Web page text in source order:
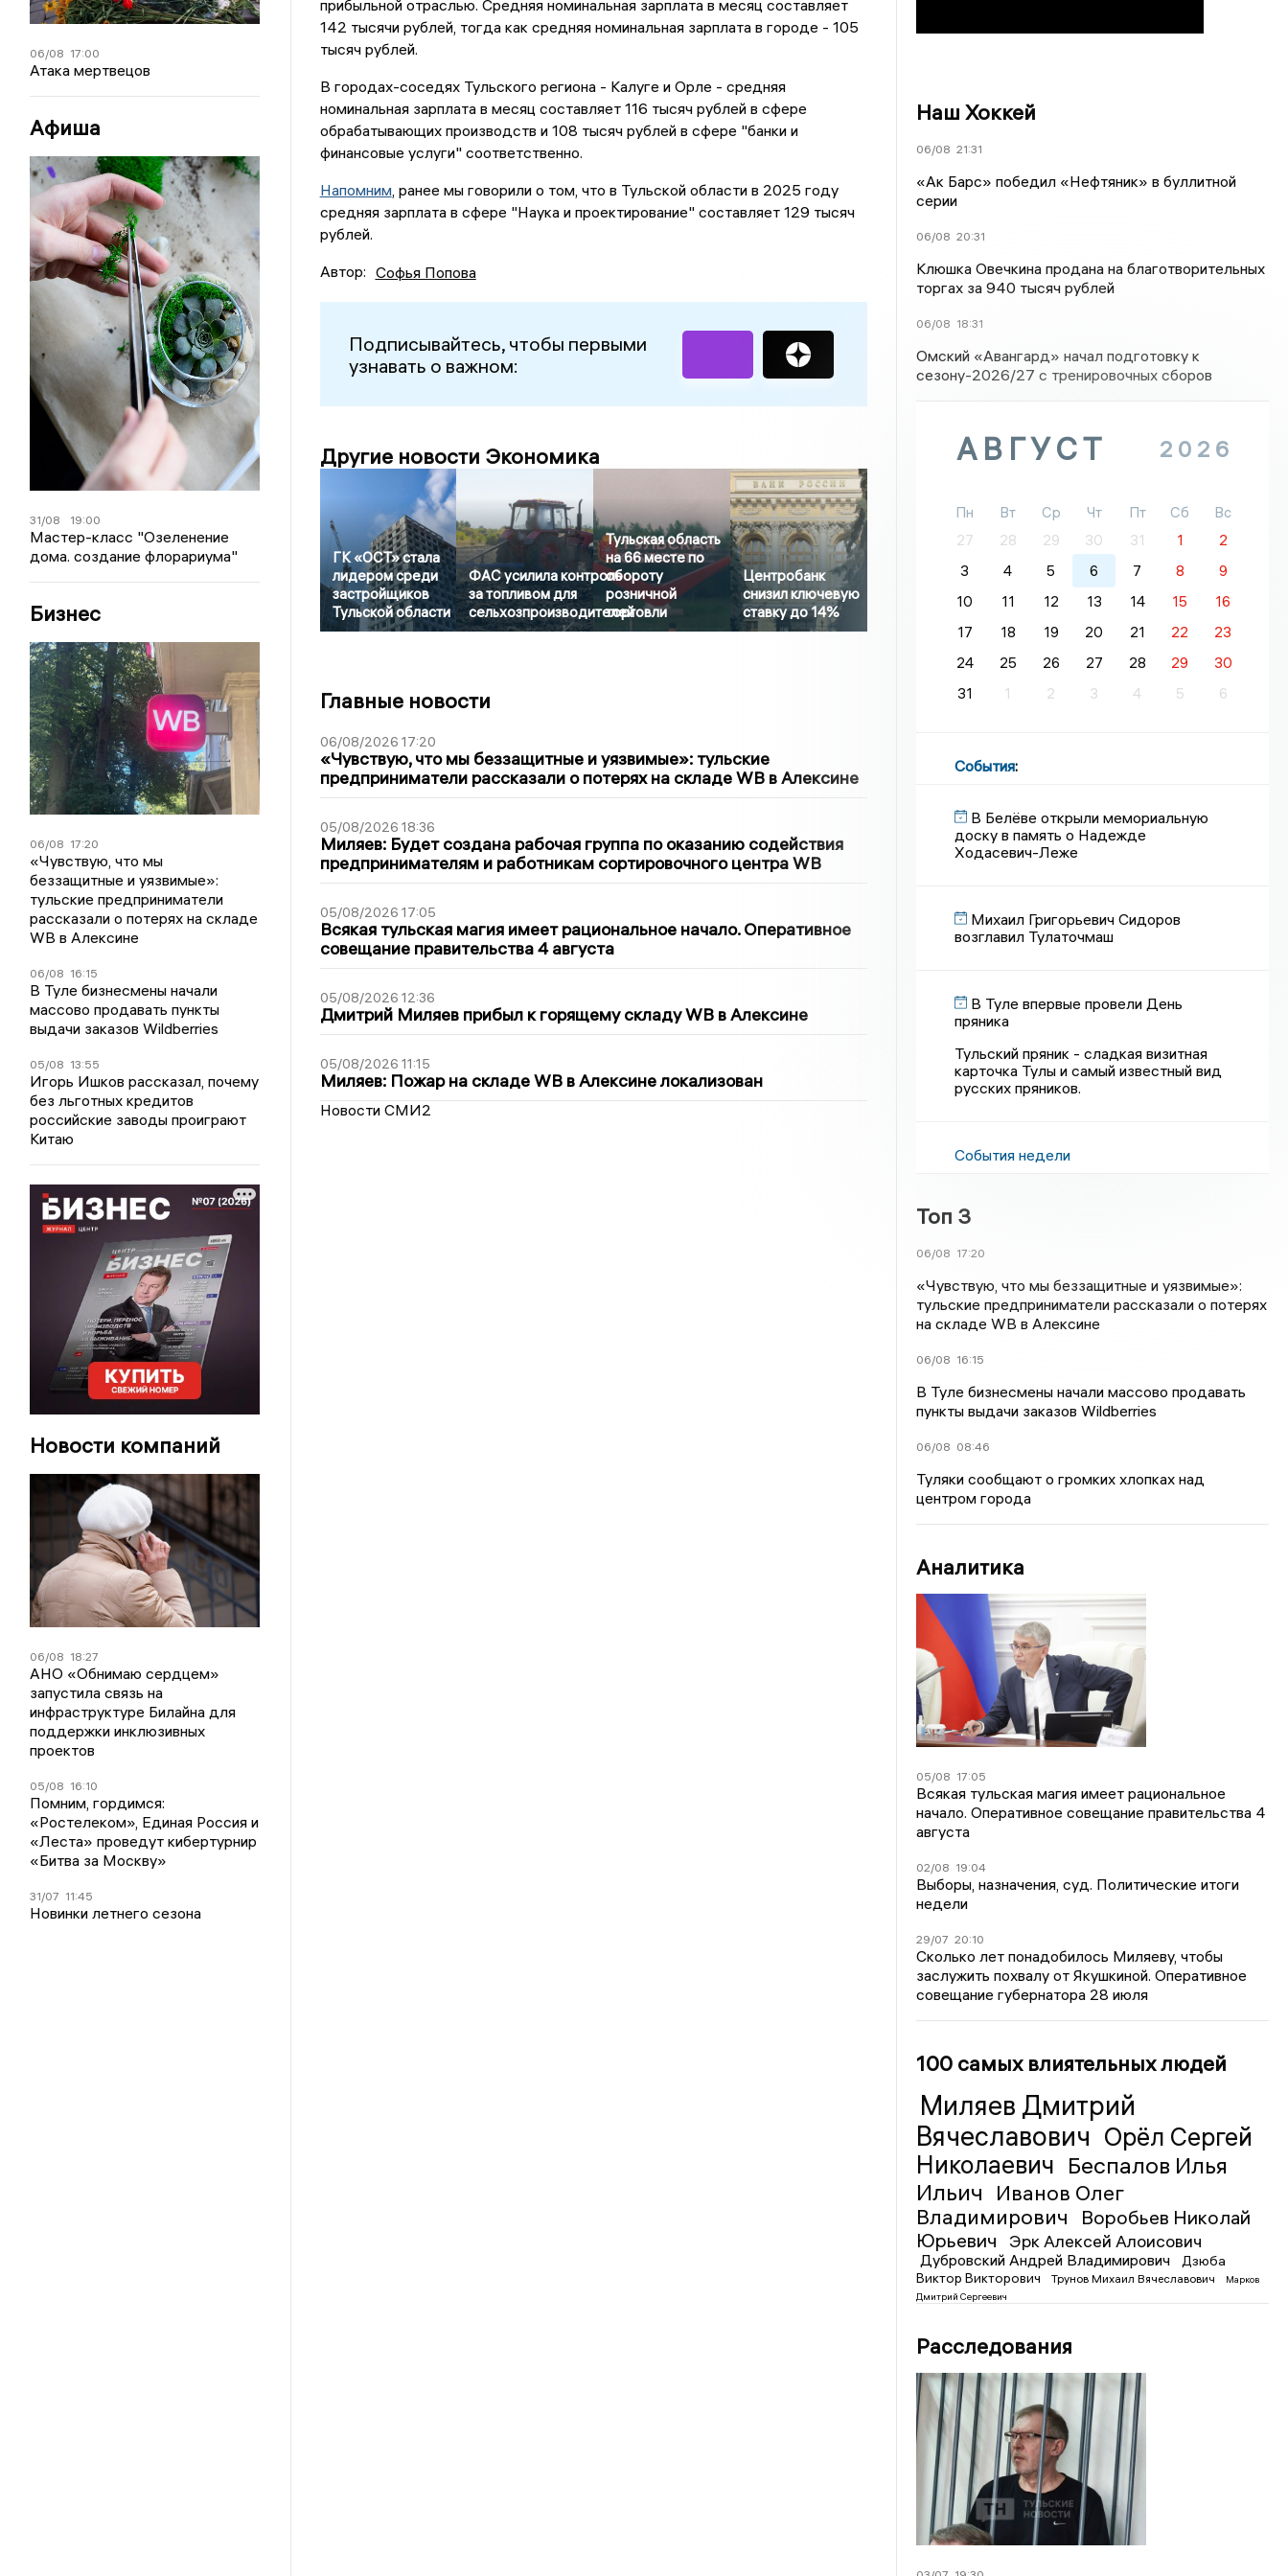
06/08 17:00
Атака мертвецов
Афиша
31/08 19:00
Мастер-класс "Озеленение
дома. создание флорариума"
Бизнес
06/08 17:20
«Чувствую, что мы
беззащитные и уязвимые»:
тульские предприниматели
рассказали о потерях на складе
WB в Алексине
06/08 16:15
В Туле бизнесмены начали
массово продавать пункты
выдачи заказов Wildberries
05/08 13:55
Игорь Ишков рассказал, почему
без льготных кредитов
российские заводы проиграют
Китаю
Новости компаний
06/08 18:27
АНО «Обнимаю сердцем»
запустила связь на
инфраструктуре Билайна для
поддержки инклюзивных
проектов
05/08 16:10
Помним, гордимся:
«Ростелеком», Единая Россия и
«Леста» проведут кибертурнир
«Битва за Москву»
31/07 11:45
Новинки летнего сезона
прибыльной отраслью. Средняя номинальная зарплата в месяц составляет
142 тысячи рублей, тогда как средняя номинальная зарплата в городе - 105
тысяч рублей.
В городах-соседях Тульского региона - Калуге и Орле - средняя
номинальная зарплата в месяц составляет 116 тысяч рублей в сфере
обрабатывающих производств и 108 тысяч рублей в сфере "банки и
финансовые услуги" соответственно.
Напомним, ранее мы говорили о том, что в Тульской области в 2025 году
средняя зарплата в сфере "Наука и проектирование" составляет 129 тысяч
рублей.
Автор: Софья Попова
Подписывайтесь, чтобы первыми
узнавать о важном:
Другие новости Экономика
ГК «ОСТ» стала
лидером среди
застройщиков
Тульской области
ФАС усилила контроль
за топливом для
сельхозпроизводителей
Тульская область
на 66 месте по
обороту
розничной
торговли
Центробанк
снизил ключевую
ставку до 14%
Главные новости
06/08/2026 17:20
«Чувствую, что мы беззащитные и уязвимые»: тульские
предприниматели рассказали о потерях на складе WB в Алексине
05/08/2026 18:36
Миляев: Будет создана рабочая группа по оказанию содействия
предпринимателям и работникам сортировочного центра WB
05/08/2026 17:05
Всякая тульская магия имеет рациональное начало. Оперативное
совещание правительства 4 августа
05/08/2026 12:36
Дмитрий Миляев прибыл к горящему складу WB в Алексине
05/08/2026 11:15
Миляев: Пожар на складе WB в Алексине локализован
Новости СМИ2
Наш Хоккей
06/08 21:31
«Ак Барс» победил «Нефтяник» в буллитной
серии
06/08 20:31
Клюшка Овечкина продана на благотворительных
торгах за 940 тысяч рублей
06/08 18:31
Омский «Авангард» начал подготовку к
сезону-2026/27 с тренировочных сборов
АВГУСТ 2026
Пн Вт Ср Чт Пт Сб
Вс
27
28 29 30 31 1
2
3
4 5 6 7 8
9
10
11 12 13 14 15
16
17
18 19 20 21 22
23
24
25 26 27 28 29
30
31
1 2 3 4 5 6
События:
В Белёве открыли мемориальную
доску в память о Надежде
Ходасевич-Леже
Михаил Григорьевич Сидоров
возглавил Тулаточмаш
В Туле впервые провели День
пряника
Тульский пряник - сладкая визитная
карточка Тулы и самый известный вид
русских пряников.
События недели
Топ 3
06/08 17:20
«Чувствую, что мы беззащитные и уязвимые»:
тульские предприниматели рассказали о потерях
на складе WB в Алексине
06/08 16:15
В Туле бизнесмены начали массово продавать
пункты выдачи заказов Wildberries
06/08 08:46
Туляки сообщают о громких хлопках над
центром города
Аналитика
05/08 17:05
Всякая тульская магия имеет рациональное
начало. Оперативное совещание правительства 4
августа
02/08 19:04
Выборы, назначения, суд. Политические итоги
недели
29/07 20:10
Сколько лет понадобилось Миляеву, чтобы
заслужить похвалу от Якушкиной. Оперативное
совещание губернатора 28 июля
100 самых влиятельных людей
Миляев Дмитрий
Вячеславович Орёл Сергей
Николаевич Беспалов Илья
Ильич
Иванов Олег
Владимирович
Воробьев Николай
Юрьевич
Эрк Алексей Алоисович
Дубровский Андрей Владимирович
Дзюба
Виктор Викторович
Трунов Михаил Вячеславович
Марков
Дмитрий Сергеевич
Расследования